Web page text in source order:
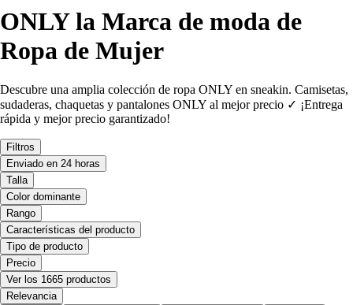
ONLY la Marca de moda de
Ropa de Mujer
Descubre una amplia colección de ropa ONLY en sneakin. Camisetas,
sudaderas, chaquetas y pantalones ONLY al mejor precio ✓ ¡Entrega
rápida y mejor precio garantizado!
Filtros
Enviado en 24 horas
Talla
Color dominante
Rango
Características del producto
Tipo de producto
Precio
Ver los 1665 productos
Relevancia